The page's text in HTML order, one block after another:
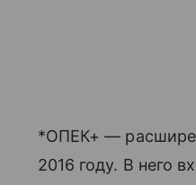
*ОПЕК+ —
2016 году. В него